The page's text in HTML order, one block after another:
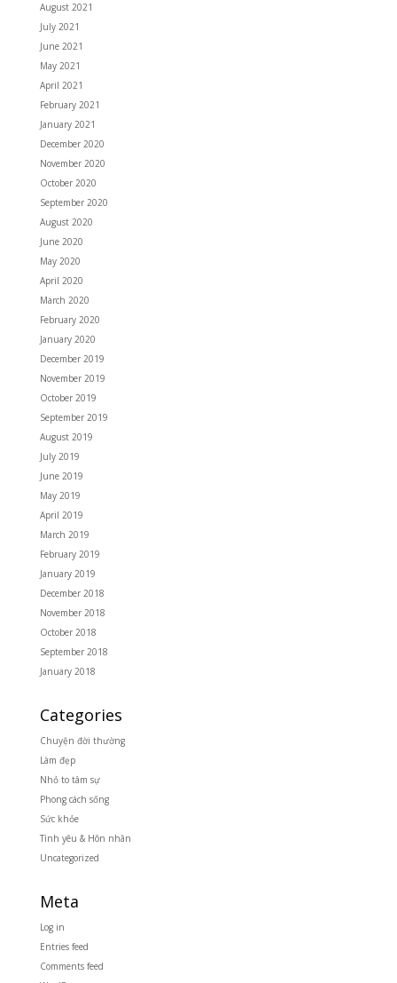
August 2021
July 2021
June 2021
May 2021
April 2021
February 2021
January 2021
December 2020
November 2020
October 2020
September 2020
August 2020
June 2020
May 2020
April 2020
March 2020
February 2020
January 2020
December 2019
November 2019
October 2019
September 2019
August 2019
July 2019
June 2019
May 2019
April 2019
March 2019
February 2019
January 2019
December 2018
November 2018
October 2018
September 2018
January 2018
Categories
Chuyện đời thường
Làm đẹp
Nhỏ to tâm sự
Phong cách sống
Sức khỏe
Tình yêu & Hôn nhân
Uncategorized
Meta
Log in
Entries feed
Comments feed